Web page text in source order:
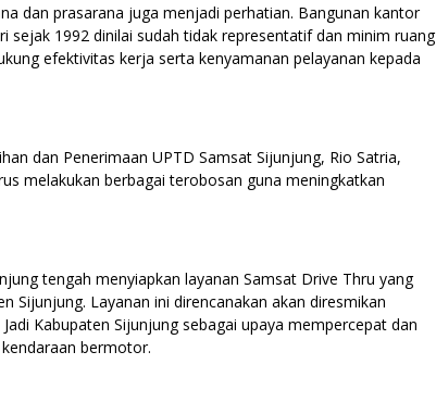
dan prasarana juga menjadi perhatian. Bangunan kantor
sejak 1992 dinilai sudah tidak representatif dan minim ruang
efektivitas kerja serta kenyamanan pelayanan kepada
dan Penerimaan UPTD Samsat Sijunjung, Rio Satria,
melakukan berbagai terobosan guna meningkatkan
tengah menyiapkan layanan Samsat Drive Thru yang
Sijunjung. Layanan ini direncanakan akan diresmikan
Kabupaten Sijunjung sebagai upaya mempercepat dan
bermotor.